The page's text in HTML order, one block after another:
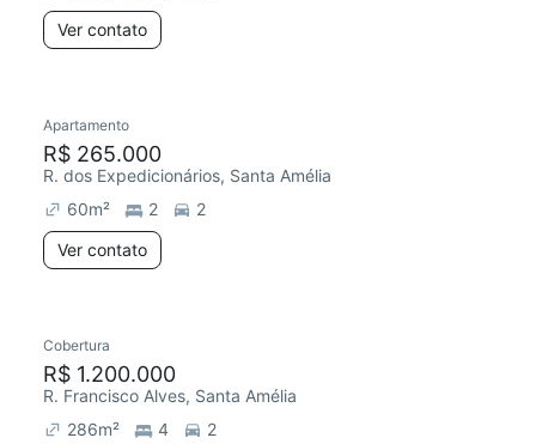
Ver contato
Apartamento
R$ 265.000
R. dos Expedicionários, Santa Amélia
60m² 2
2
Ver contato
Cobertura
R$ 1.200.000
R. Francisco Alves, Santa Amélia
286m² 4
2